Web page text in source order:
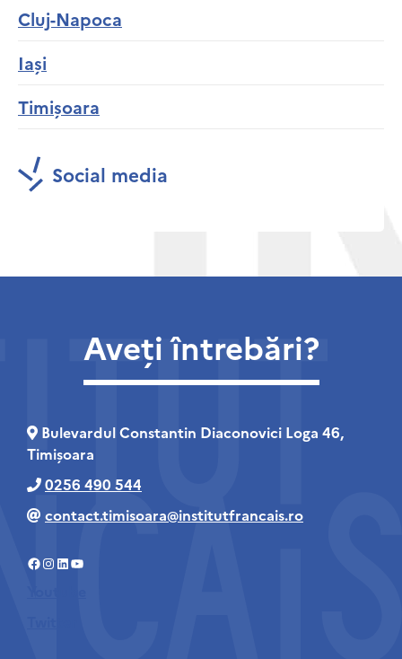
Cluj-Napoca
Iași
Timișoara
Social media
Aveți întrebări?
Bulevardul Constantin Diaconovici Loga 46,
Timișoara
0256 490 544
contact.timisoara@institutfrancais.ro
Facebook
Instagram
LinkedIn
YouTube